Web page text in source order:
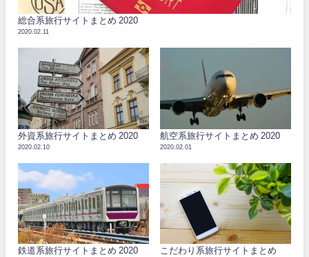
総合系旅行サイトまとめ 2020
2020.02.11
外資系旅行サイトまとめ 2020
2020.02.10
航空系旅行サイトまとめ 2020
2020.02.01
鉄道系旅行サイトまとめ 2020
こだわり系旅行サイトまとめ